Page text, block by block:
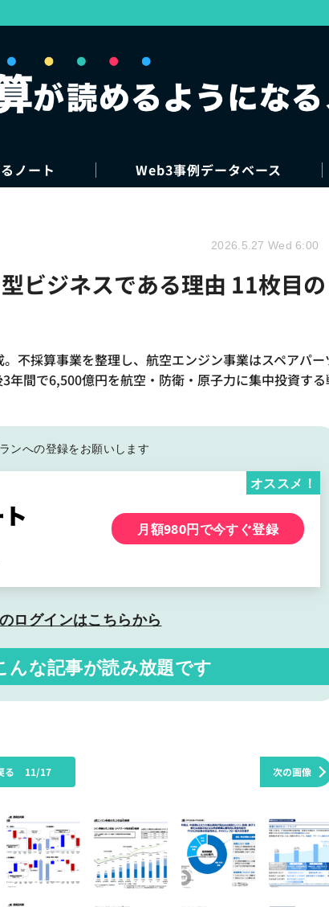
ノート Web3事例データベース
ビジネスである理由 11枚目の
不採算事業を整理し、航空エンジン事業はスペアパー
間で6,500億円を航空・防衛・原子力に集中投資す
2026.5.27 Wed 6:00
ンへの登録をお願いします
オススメ！
月額980円で今すぐ登録
ログインはこちらから
んな記事が読み放題です
次の画像
る 11/17